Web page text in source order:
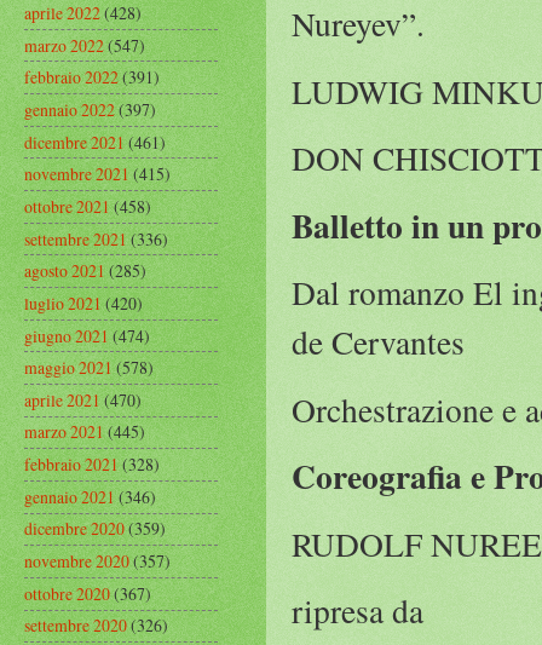
Nureyev”.
LUDWIG
DON
Balletto in un
Dal romanzo El
de Cervantes
Orchestrazione e
Coreografia e
RUDOLF
ripresa da
aprile 2022(428)
marzo 2022(547)
febbraio 2022(391)
gennaio 2022(397)
dicembre 2021(461)
novembre 2021(415)
ottobre 2021(458)
settembre 2021(336)
agosto 2021(285)
luglio 2021(420)
giugno 2021(474)
maggio 2021(578)
aprile 2021(470)
marzo 2021(445)
febbraio 2021(328)
gennaio 2021(346)
dicembre 2020(359)
novembre 2020(357)
ottobre 2020(367)
settembre 2020(326)